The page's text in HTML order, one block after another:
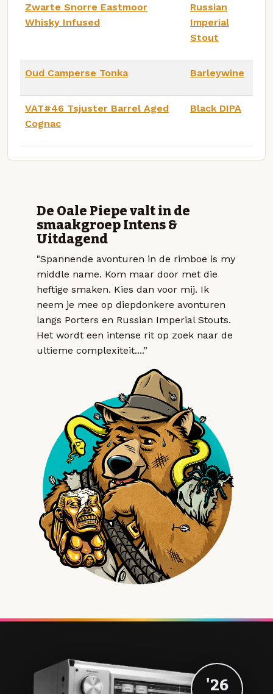
Zwarte Snorre Eastmoor
Whisky Infused
Russian
Imperial
Stout
Oud Camperse Tonka Barleywine
VAT#46 Tsjuster Barrel Aged
Cognac
Black DIPA
De Oale Piepe valt in de
smaakgroep Intens &
Uitdagend
"Spannende avonturen in de rimboe is my
middle name. Kom maar door met die
heftige smaken. Kies dan voor mij. Ik
neem je mee op diepdonkere avonturen
langs Porters en Russian Imperial Stouts.
Het wordt een intense rit op zoek naar de
ultieme complexiteit....”
'26